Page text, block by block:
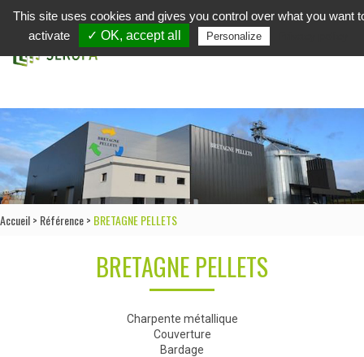
in
Accueil> Référence> BRETAGNE PELLETS
BRETAGNE PELLETS
Charpente métallique
Couverture
Bardage
This site uses cookies and gives you control over what you want
activate
✓ OK, accept all Personalize